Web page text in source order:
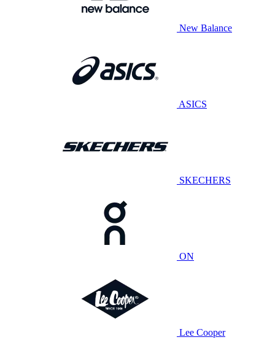
New Balance
ASICS
SKECHERS
ON
Lee Cooper